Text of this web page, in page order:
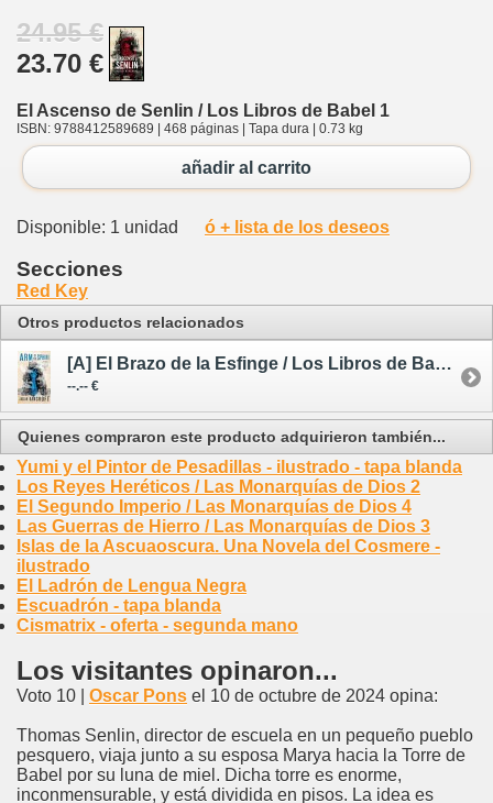
24.95 €
23.70 €
El Ascenso de Senlin / Los Libros de Babel 1
ISBN: 9788412589689 | 468 páginas | Tapa dura | 0.73 kg
añadir al carrito
Disponible: 1 unidad ó + lista de los deseos
Secciones
Red Key
Otros productos relacionados
[A] El Brazo de la Esfinge / Los Libros de Babel 2 - avance --/--/26
--.-- €
Quienes compraron este producto adquirieron también...
Yumi y el Pintor de Pesadillas - ilustrado - tapa blanda
Los Reyes Heréticos / Las Monarquías de Dios 2
El Segundo Imperio / Las Monarquías de Dios 4
Las Guerras de Hierro / Las Monarquías de Dios 3
Islas de la Ascuaoscura. Una Novela del Cosmere -
ilustrado
El Ladrón de Lengua Negra
Escuadrón - tapa blanda
Cismatrix - oferta - segunda mano
Los visitantes opinaron...
Voto 10 | Oscar Pons el 10 de octubre de 2024 opina:
Thomas Senlin, director de escuela en un pequeño pueblo
pesquero, viaja junto a su esposa Marya hacia la Torre de
Babel por su luna de miel. Dicha torre es enorme,
inconmensurable, y está dividida en pisos. La idea es